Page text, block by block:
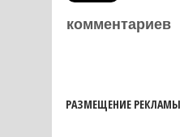
комментариев
РАЗМЕЩЕНИЕ РЕКЛАМЫ